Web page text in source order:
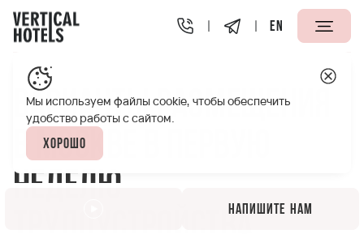
EN
Апарт-отели Vertical
Варианты размещения
в Москве в первую
неделю
Мы используем файлы cookie, чтобы обеспечить
удобство работы с сайтом.
Хорошо
Напишите нам